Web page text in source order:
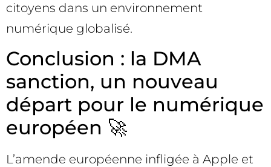
citoyens dans un environnement
numérique globalisé.
Conclusion : la DMA
sanction, un nouveau
départ pour le numérique
européen 🚀
L’amende européenne infligée à Apple et